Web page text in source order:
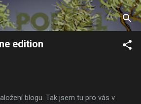
na hlavní obsah
edition
blogu. Tak jsem tu pro vás v